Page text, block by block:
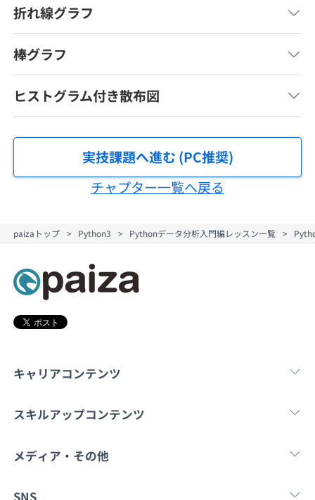
就活成功ガイド
個人向けプラン
法人向けプラン
契約内容・クーポン
折れ線グラフ
棒グラフ
ヒストグラム付き散布図
実技課題へ進む (PC推奨)
チャプター一覧へ戻る
paizaトップ Python3 Pythonデータ分析入門編レッスン一覧
キャリアコンテンツ
転職・キャリア 新卒就
スキルアップコンテンツ
学習 マンガ・ゲーム
メディア・その他
Tech Team Journal note